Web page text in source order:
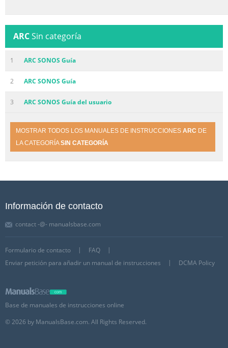
ARCSin categoría
1 ARC SONOS Guía
2 ARC SONOS Guía
3 ARC SONOS Guía del usuario
MOSTRAR TODOS LOS MANUALES DE INSTRUCCIONES ARC DE
LA CATEGORÍASIN CATEGORÍA
Información de contacto
contact -@- manualsbase.com
Formulario de contacto
FAQ
Enviar petición para añadir un manual de instrucciones
DCMA Policy
Base de manuales de instrucciones online
© 2026 by ManualsBase.com. All Rights Reserved.